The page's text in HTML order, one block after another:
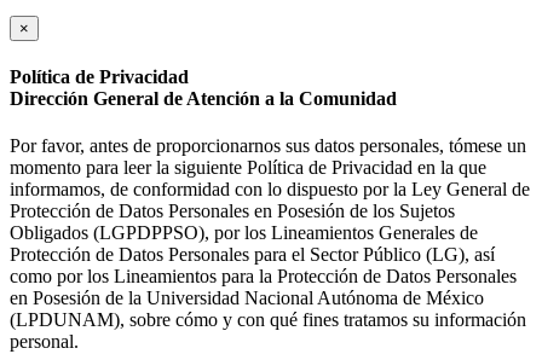
×
Política de Privacidad
Dirección General de Atención a la Comunidad
Por favor, antes de proporcionarnos sus datos personales, tómese un
momento para leer la siguiente Política de Privacidad en la que
informamos, de conformidad con lo dispuesto por la Ley General de
Protección de Datos Personales en Posesión de los Sujetos
Obligados (LGPDPPSO), por los Lineamientos Generales de
Protección de Datos Personales para el Sector Público (LG), así
como por los Lineamientos para la Protección de Datos Personales
en Posesión de la Universidad Nacional Autónoma de México
(LPDUNAM), sobre cómo y con qué fines tratamos su información
personal.